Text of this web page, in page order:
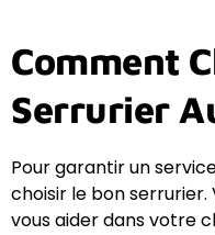
Comment
Serrurier
Pour garantir un
choisir le bon serrurier.
vous aider dans votre